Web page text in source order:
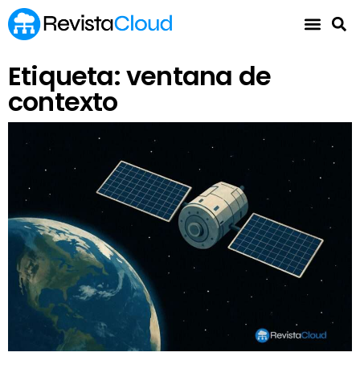
Etiqueta: ventana de
contexto